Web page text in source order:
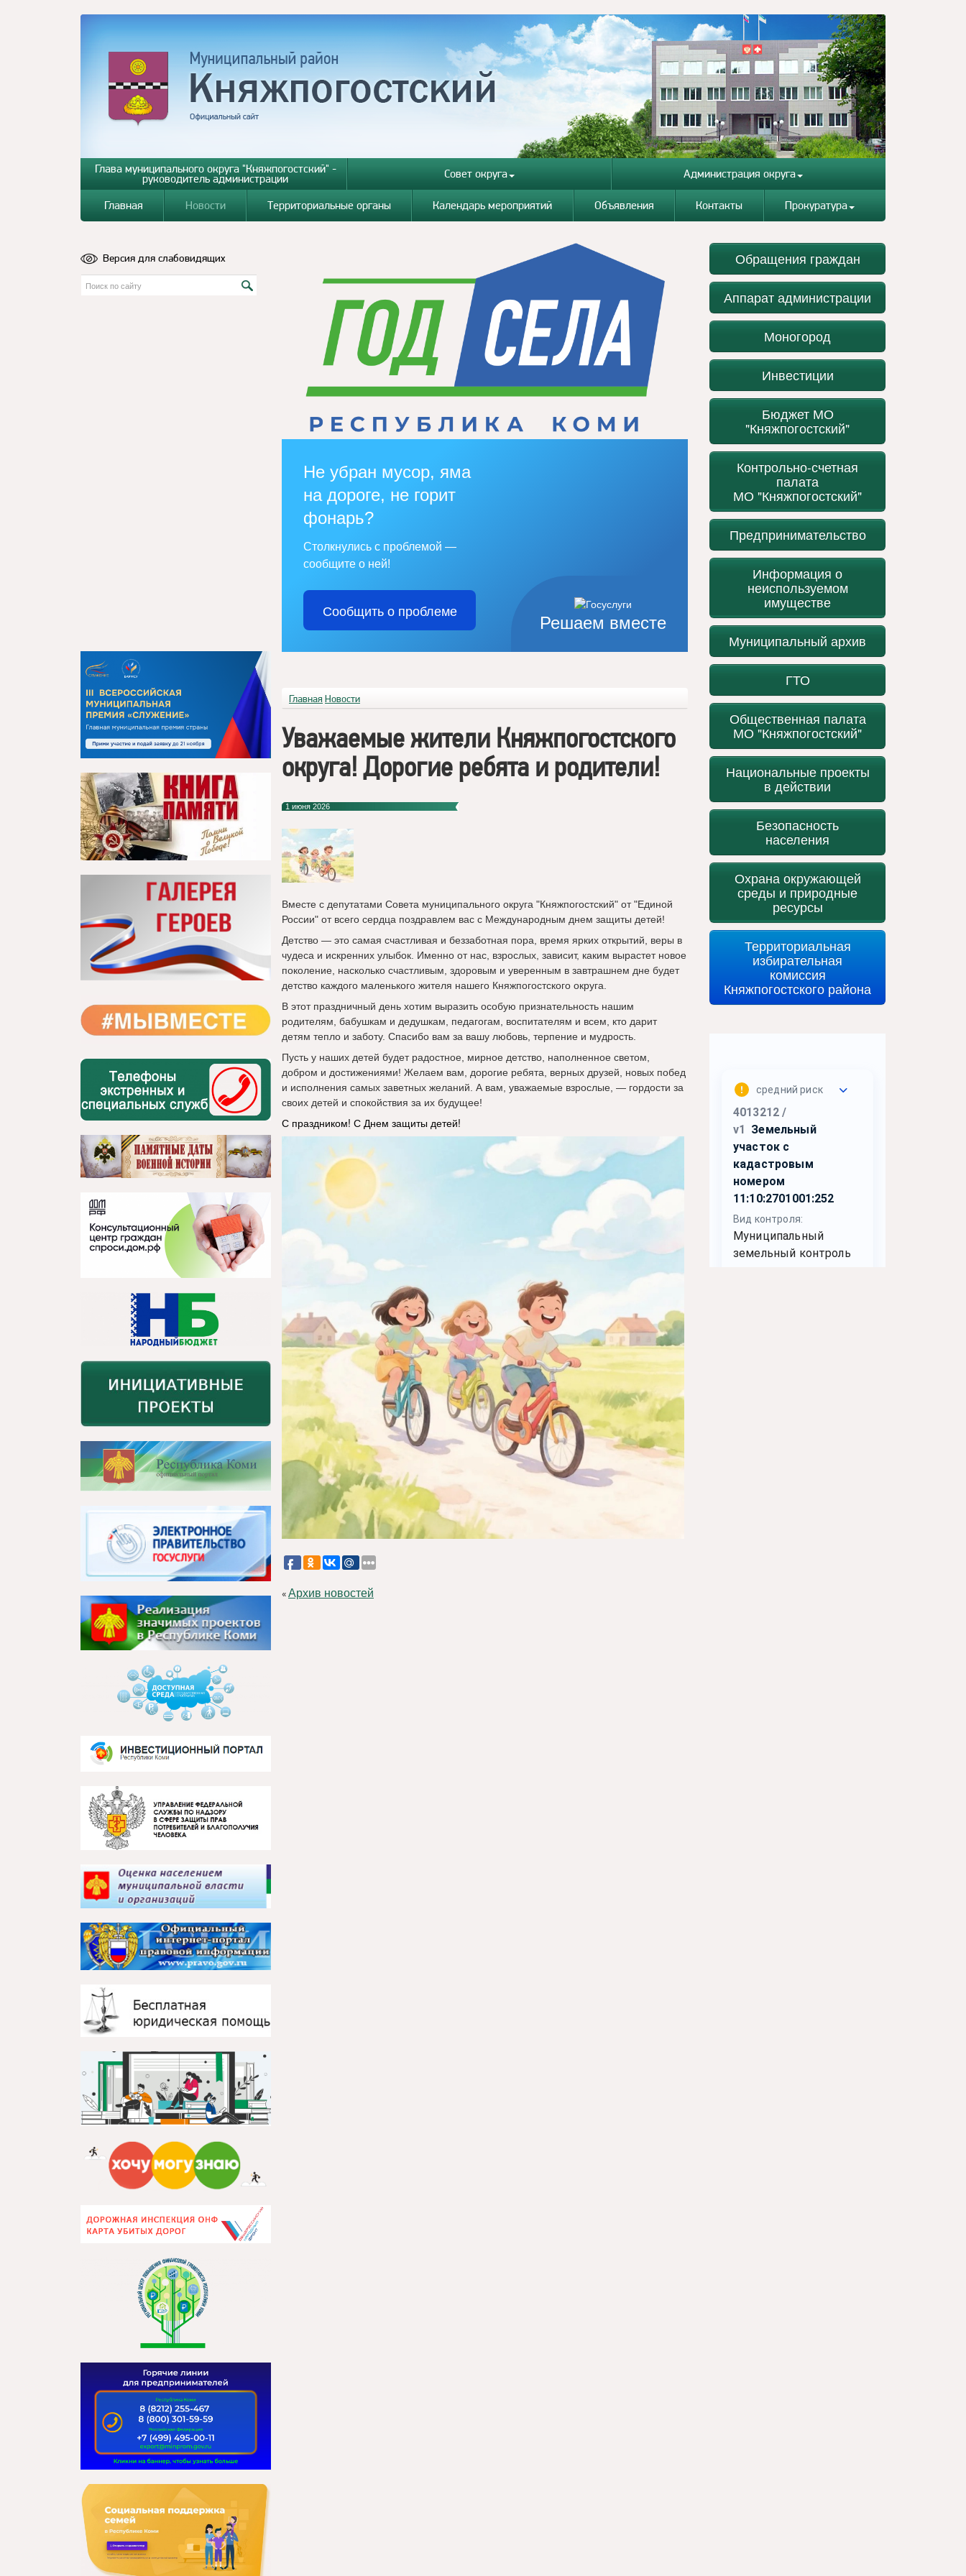
Глава муниципального округа "Княжпогостский" -
руководитель администрации Совет округа Администрация округа
Главная Новости Территориальные органы Календарь мероприятий Объявления Контакты Прокуратура
Версия для слабовидящих
Решаем вместе
Не убран мусор, яма
на дороге, не горит
фонарь?
Столкнулись с проблемой —
сообщите о ней!
Сообщить о проблеме
Главная Новости
Уважаемые жители Княжпогостского
округа! Дорогие ребята и родители!
1 июня 2026
Вместе с депутатами Совета муниципального округа "Княжпогостский" от "Единой
России" от всего сердца поздравлем вас с Международным днем защиты детей!
Детство — это самая счастливая и беззаботная пора, время ярких открытий, веры в
чудеса и искренних улыбок. Именно от нас, взрослых, зависит, каким вырастет новое
поколение, насколько счастливым, здоровым и уверенным в завтрашнем дне будет
детство каждого маленького жителя нашего Княжпогостского округа.
В этот праздничный день хотим выразить особую признательность нашим
родителям, бабушкам и дедушкам, педагогам, воспитателям и всем, кто дарит
детям тепло и заботу. Спасибо вам за вашу любовь, терпение и мудрость.
Пусть у наших детей будет радостное, мирное детство, наполненное светом,
добром и достижениями! Желаем вам, дорогие ребята, верных друзей, новых побед
и исполнения самых заветных желаний. А вам, уважаемые взрослые, — гордости за
своих детей и спокойствия за их будущее!
С праздником! С Днем защиты детей!
«Архив новостей
Обращения граждан
Аппарат администрации
Моногород
Инвестиции
Бюджет МО
"Княжпогостский"
Контрольно-счетная
палата
МО "Княжпогостский"
Предпринимательство
Информация о
неиспользуемом
имуществе
Муниципальный архив
ГТО
Общественная палата
МО "Княжпогостский"
Национальные проекты
в действии
Безопасность
населения
Охрана окружающей
среды и природные
ресурсы
Территориальная
избирательная
комиссия
Княжпогостского района